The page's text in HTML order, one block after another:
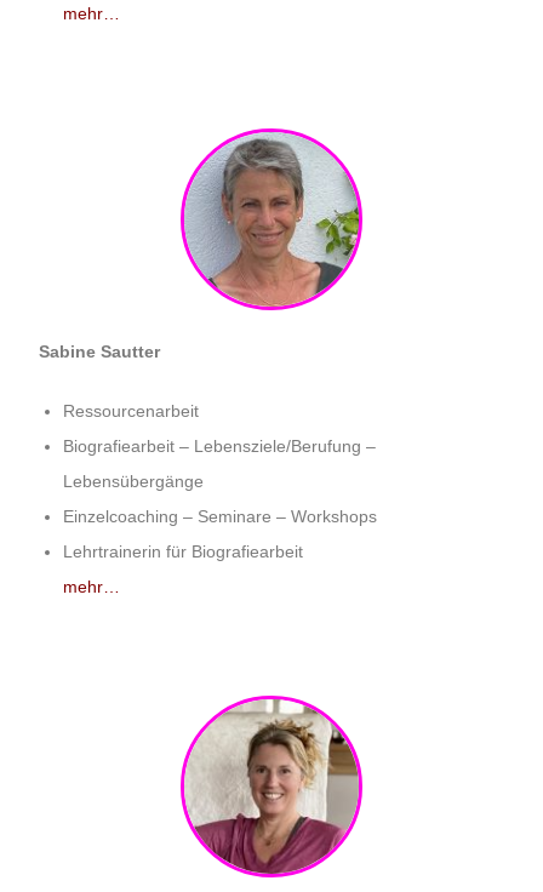
mehr…
Sabine Sautter
Ressourcenarbeit
Biografiearbeit – Lebensziele/Berufung –
Lebensübergänge
Einzelcoaching – Seminare – Workshops
Lehrtrainerin für Biografiearbeit
mehr…